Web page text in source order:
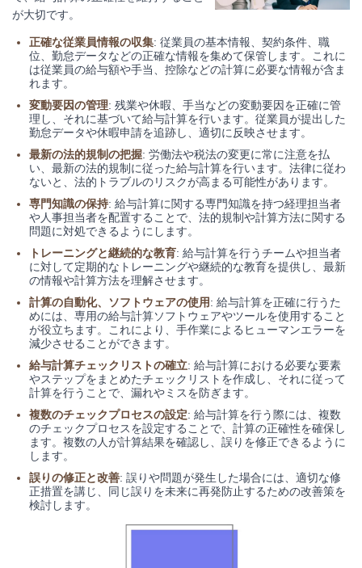
が大切です。
正確な従業員情報の収集: 従業員の基本情報、契約条件、職
位、勤怠データなどの正確な情報を集めて保管します。これに
は従業員の給与額や手当、控除などの計算に必要な情報が含ま
れます。
変動要因の管理: 残業や休暇、手当などの変動要因を正確に管
理し、それに基づいて給与計算を行います。従業員が提出した
勤怠データや休暇申請を追跡し、適切に反映させます。
最新の法的規制の把握: 労働法や税法の変更に常に注意を払
い、最新の法的規制に従った給与計算を行います。法律に従わ
ないと、法的トラブルのリスクが高まる可能性があります。
専門知識の保持: 給与計算に関する専門知識を持つ経理担当者
や人事担当者を配置することで、法的規制や計算方法に関する
問題に対処できるようにします。
トレーニングと継続的な教育: 給与計算を行うチームや担当者
に対して定期的なトレーニングや継続的な教育を提供し、最新
の情報や計算方法を理解させます。
計算の自動化、ソフトウェアの使用: 給与計算を正確に行うた
めには、専用の給与計算ソフトウェアやツールを使用すること
が役立ちます。これにより、手作業によるヒューマンエラーを
減少させることができます。
給与計算チェックリストの確立: 給与計算における必要な要素
やステップをまとめたチェックリストを作成し、それに従って
計算を行うことで、漏れやミスを防ぎます。
複数のチェックプロセスの設定: 給与計算を行う際には、複数
のチェックプロセスを設定することで、計算の正確性を確保し
ます。複数の人が計算結果を確認し、誤りを修正できるように
します。
誤りの修正と改善: 誤りや問題が発生した場合には、適切な修
正措置を講じ、同じ誤りを未来に再発防止するための改善策を
検討します。